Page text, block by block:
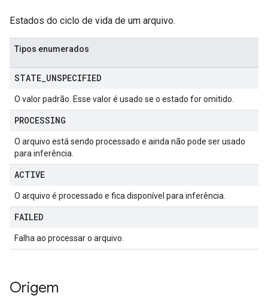
Estados do ciclo de vida de um arquivo.
Tipos enumerados
STATE UNSPECIFIED
O valor padrão. Esse valor é usado se o estado for omitido.
PROCESSING
O arquivo está sendo processado e ainda não pode ser usado
para inferência.
ACTIVE
O arquivo é processado e fica disponível para inferência.
FAILED
Falha ao processar o arquivo.
Origem